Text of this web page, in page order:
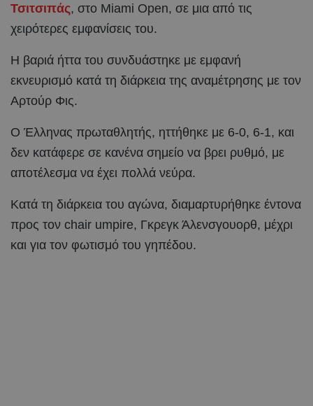
Τσιτσιπάς, στο Miami Open, σε μια από τις
χειρότερες εμφανίσεις του.
Η βαριά ήττα του συνδυάστηκε με εμφανή
εκνευρισμό κατά τη διάρκεια της αναμέτρησης με τον
Αρτούρ Φις.
Ο Έλληνας πρωταθλητής, ηττήθηκε με 6-0, 6-1, και
δεν κατάφερε σε κανένα σημείο να βρει ρυθμό, με
αποτέλεσμα να έχει πολλά νεύρα.
Κατά τη διάρκεια του αγώνα, διαμαρτυρήθηκε έντονα
προς τον chair umpire, Γκρεγκ Άλενσγουορθ, μέχρι
και για τον φωτισμό του γηπέδου.